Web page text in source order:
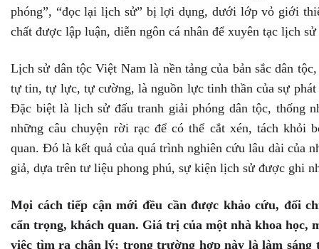
phóng”, “đọc lại lịch sử” bị lợi dụng, dưới lớp vỏ giới
chất được lập luận, diễn ngôn cá nhân để xuyên tạc lịch
Lịch sử dân tộc Việt Nam là nền tảng của bản sắc dân
tự tin, tự lực, tự cường, là nguồn lực tinh thần của sự
Đặc biệt là lịch sử đấu tranh giải phóng dân tộc, thống
những câu chuyện rời rạc để có thể cắt xén, tách khỏi
quan. Đó là kết quả của quá trình nghiên cứu lâu dài của
giả, dựa trên tư liệu phong phú, sự kiện lịch sử được ghi
Mọi cách tiếp cận mới đều cần được khảo cứu, đối
cẩn trọng, khách quan. Giá trị của một nhà khoa học,
việc tìm ra chân lý; trong trường hợp này là làm